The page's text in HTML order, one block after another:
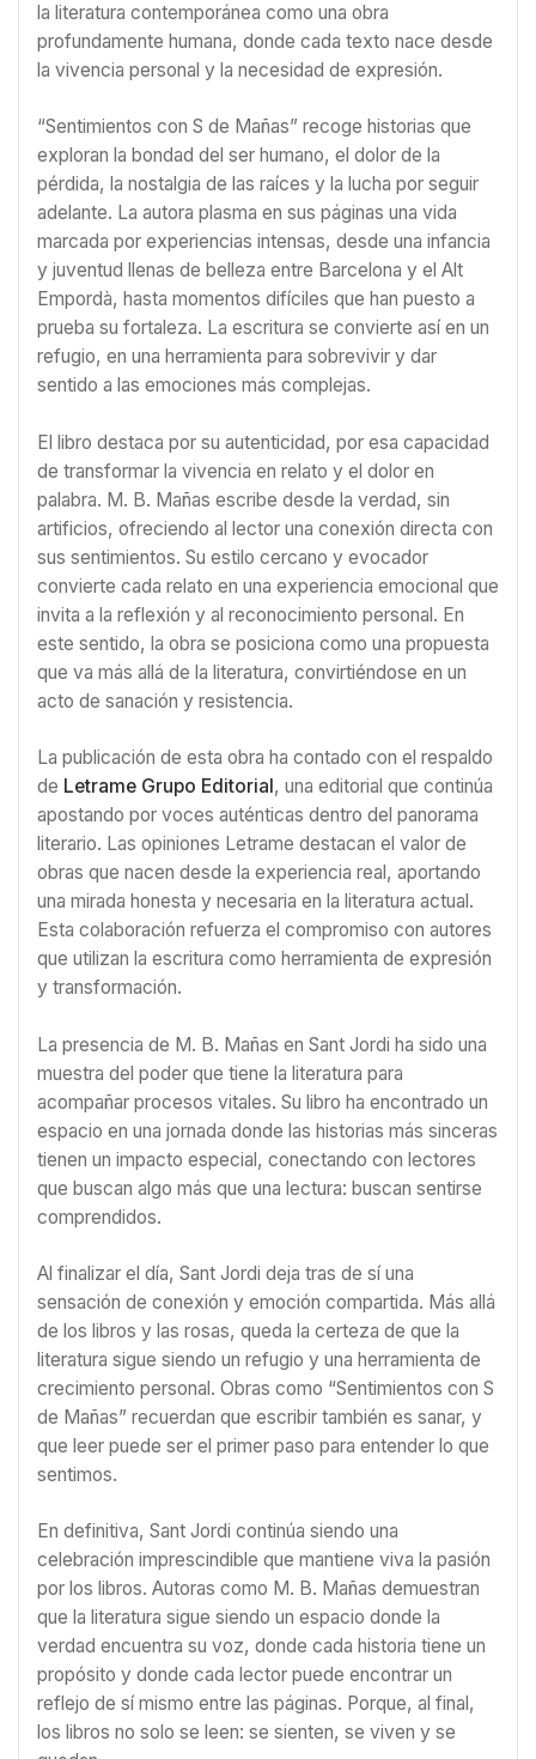
la literatura contemporánea como una obra
profundamente humana, donde cada texto nace desde
la vivencia personal y la necesidad de expresión.
“Sentimientos con S de Mañas” recoge historias que
exploran la bondad del ser humano, el dolor de la
pérdida, la nostalgia de las raíces y la lucha por seguir
adelante. La autora plasma en sus páginas una vida
marcada por experiencias intensas, desde una infancia
y juventud llenas de belleza entre Barcelona y el Alt
Empordà, hasta momentos difíciles que han puesto a
prueba su fortaleza. La escritura se convierte así en un
refugio, en una herramienta para sobrevivir y dar
sentido a las emociones más complejas.
El libro destaca por su autenticidad, por esa capacidad
de transformar la vivencia en relato y el dolor en
palabra. M. B. Mañas escribe desde la verdad, sin
artificios, ofreciendo al lector una conexión directa con
sus sentimientos. Su estilo cercano y evocador
convierte cada relato en una experiencia emocional que
invita a la reflexión y al reconocimiento personal. En
este sentido, la obra se posiciona como una propuesta
que va más allá de la literatura, convirtiéndose en un
acto de sanación y resistencia.
La publicación de esta obra ha contado con el respaldo
de Letrame Grupo Editorial , una editorial que continúa
apostando por voces auténticas dentro del panorama
literario. Las opiniones Letrame destacan el valor de
obras que nacen desde la experiencia real, aportando
una mirada honesta y necesaria en la literatura actual.
Esta colaboración refuerza el compromiso con autores
que utilizan la escritura como herramienta de expresión
y transformación.
La presencia de M. B. Mañas en Sant Jordi ha sido una
muestra del poder que tiene la literatura para
acompañar procesos vitales. Su libro ha encontrado un
espacio en una jornada donde las historias más sinceras
tienen un impacto especial, conectando con lectores
que buscan algo más que una lectura: buscan sentirse
comprendidos.
Al finalizar el día, Sant Jordi deja tras de sí una
sensación de conexión y emoción compartida. Más allá
de los libros y las rosas, queda la certeza de que la
literatura sigue siendo un refugio y una herramienta de
crecimiento personal. Obras como “Sentimientos con S
de Mañas” recuerdan que escribir también es sanar, y
que leer puede ser el primer paso para entender lo que
sentimos.
En definitiva, Sant Jordi continúa siendo una
celebración imprescindible que mantiene viva la pasión
por los libros. Autoras como M. B. Mañas demuestran
que la literatura sigue siendo un espacio donde la
verdad encuentra su voz, donde cada historia tiene un
propósito y donde cada lector puede encontrar un
reflejo de sí mismo entre las páginas. Porque, al final,
los libros no solo se leen: se sienten, se viven y se